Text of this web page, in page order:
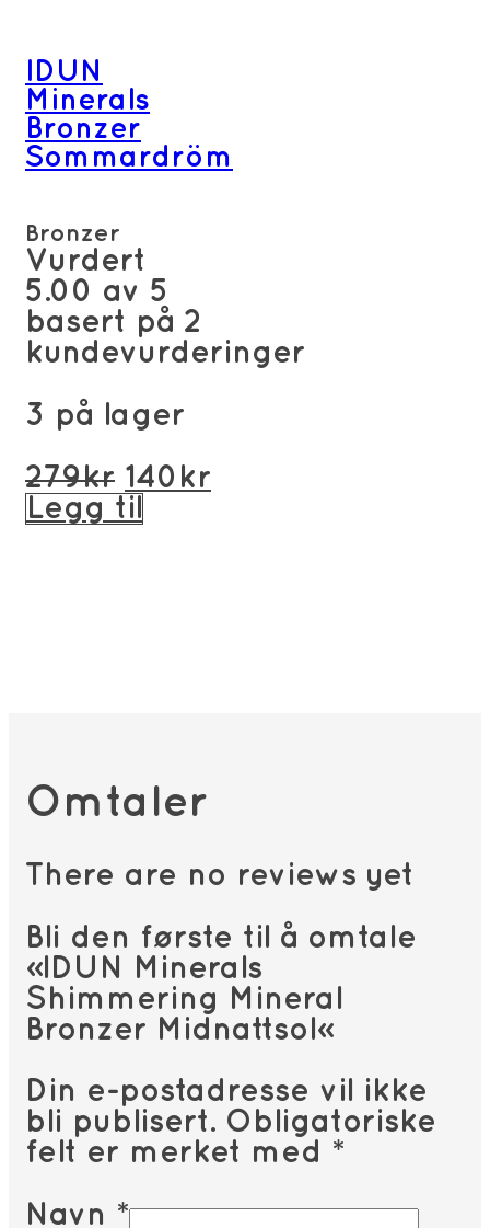
IDUN
Minerals
Bronzer
Sommardröm
Bronzer
Vurdert
5.00 av 5
basert på 2
kundevurderinger
3 på lager
279kr Opprinnelig
pris
140 kr
Legg til
Omtaler
There are no reviews yet
Bli den første til å omtale
«IDUN Minerals
Shimmering Mineral
Bronzer Midnattsol»
Din e-postadresse vil ikke
bli publisert. Obligatoriske
felt er merket med *
Navn *